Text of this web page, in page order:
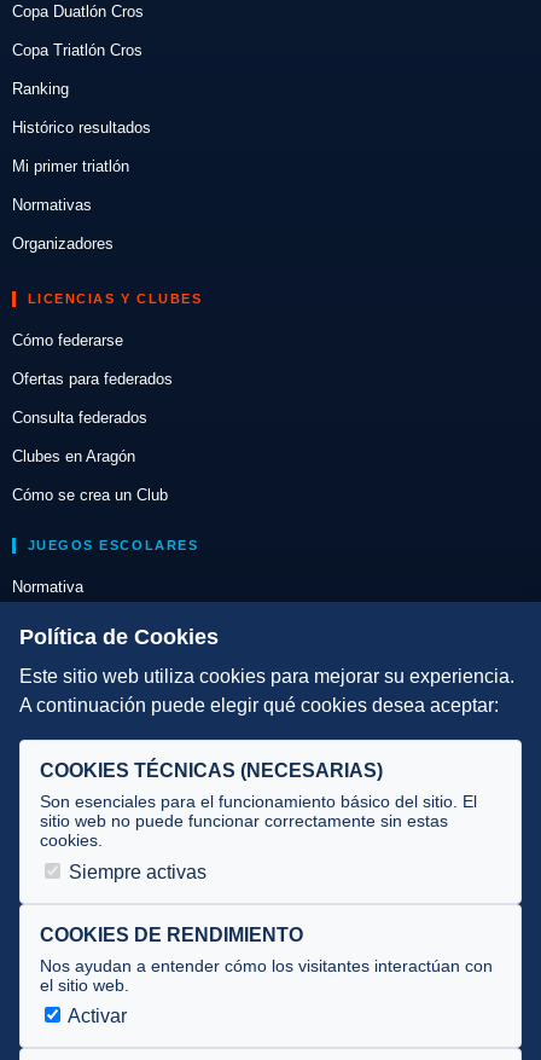
Copa Duatlón Cros
Copa Triatlón Cros
Ranking
Histórico resultados
Mi primer triatlón
Normativas
Organizadores
LICENCIAS Y CLUBES
Cómo federarse
Ofertas para federados
Consulta federados
Clubes en Aragón
Cómo se crea un Club
JUEGOS ESCOLARES
Normativa
Escuelas de Triatlón
DIRECCIÓN TÉCNICA
Selecciones
Tecnificación
JUECES Y OFICIALES
Documentos
Cursos
Circulares oficiales
Convocatorias y Equipaciones
Política de Cookies
Este sitio web utiliza cookies para mejorar su experiencia.
A continuación puede elegir qué cookies desea aceptar:
COOKIES TÉCNICAS (NECESARIAS)
Son esenciales para el funcionamiento básico del sitio. El
sitio web no puede funcionar correctamente sin estas
cookies.
Siempre activas
COOKIES DE RENDIMIENTO
Nos ayudan a entender cómo los visitantes interactúan con
el sitio web.
Activar